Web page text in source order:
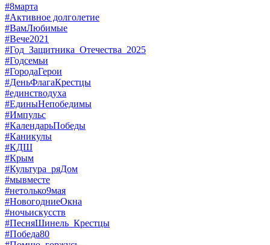
#8марта
#Активное долголетие
#ВамЛюбимые
#Вече2021
#Год_Защитника_Отечества_2025
#Годсемьи
#ГородаГерои
#ДеньФлагаКрестцы
#единстводуха
#ЕдиныНепобедимы
#Импульс
#КалендарьПобеды
#Каникулы
#КДШ
#Крым
#Культура_ряДом
#мывместе
#нетолько9мая
#НовогодниеОкна
#ночьискусств
#ПесняШинель_Крестцы
#Победа80